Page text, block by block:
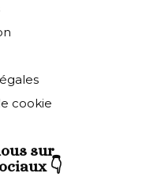
cookie
sur
👇